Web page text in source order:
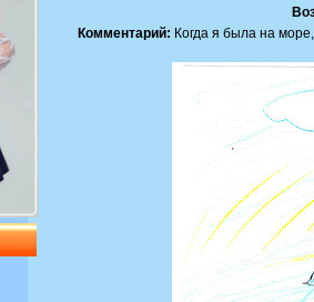
Комментарий: Когда я была на